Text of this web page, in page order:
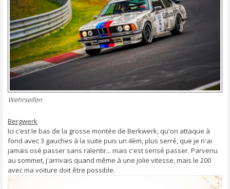
Wehrseifen
Bergwerk
Ici c'est le bas de la grosse montée de Berkwerk, qu'on attaque à
fond avec 3 gauches à la suite puis un 4èm, plus serré, que je n'ai
jamais osé passer sans ralentir... mais c'est sensé passer. Parvenu
au sommet, j'arrivais quand même à une jolie vitesse, mais le 200
avec ma voiture doit être possible.